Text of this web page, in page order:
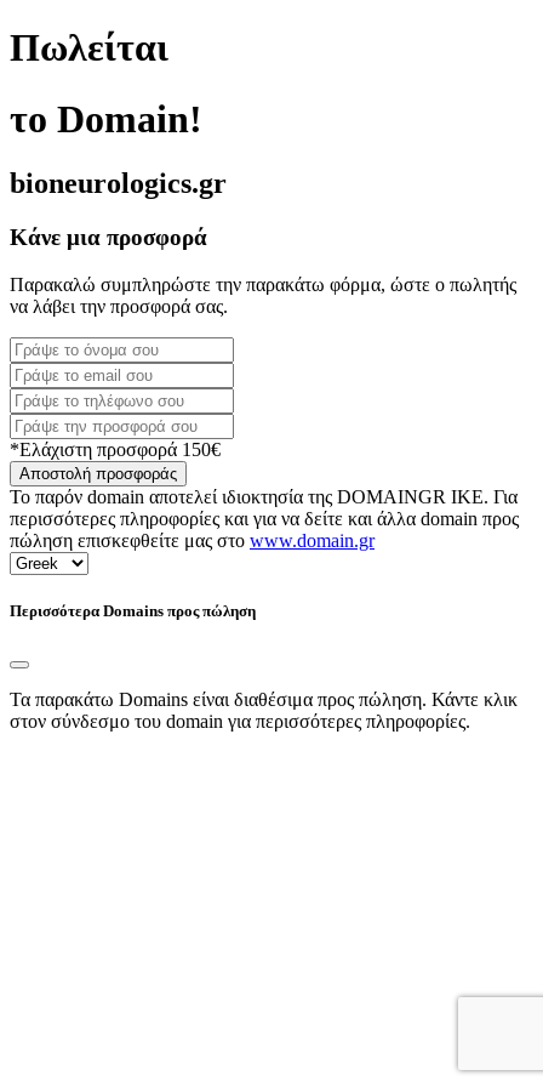
Πωλείται
το Domain!
bioneurologics.gr
Κάνε μια προσφορά
Παρακαλώ συμπληρώστε την παρακάτω φόρμα, ώστε ο πωλητής
να λάβει την προσφορά σας.
*Ελάχιστη προσφορά 150€
Αποστολή προσφοράς
Το παρόν domain αποτελεί ιδιοκτησία της DOMAINGR ΙΚΕ. Για
περισσότερες πληροφορίες και για να δείτε και άλλα domain προς
πώληση επισκεφθείτε μας στο www.domain.gr
Περισσότερα Domains προς πώληση
Τα παρακάτω Domains είναι διαθέσιμα προς πώληση. Κάντε κλικ
στον σύνδεσμο του domain για περισσότερες πληροφορίες.